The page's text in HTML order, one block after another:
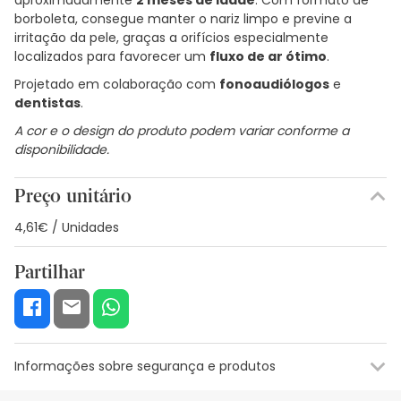
borboleta, consegue manter o nariz limpo e previne a
irritação da pele, graças a orifícios especialmente
localizados para favorecer um fluxo de ar ótimo.
Projetado em colaboração com fonoaudiólogos e
dentistas.
A cor e o design do produto podem variar conforme a
disponibilidade.
Preço unitário
4,61€ / Unidades
Partilhar
Informações sobre segurança e produtos